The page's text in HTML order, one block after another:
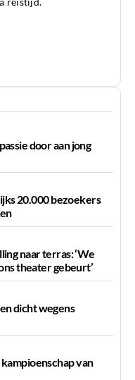
door aan jong
20.000 bezoekers
naar terras: ‘We
theater gebeurt’
dicht wegens
van